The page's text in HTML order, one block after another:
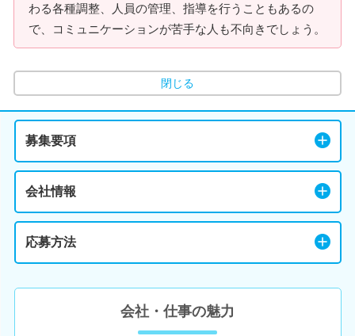
わる各種調整、人員の管理、指導を行うこともあるの
で、コミュニケーションが苦手な人も不向きでしょう。
閉じる
募集要項
会社情報
応募方法
会社・仕事の魅力